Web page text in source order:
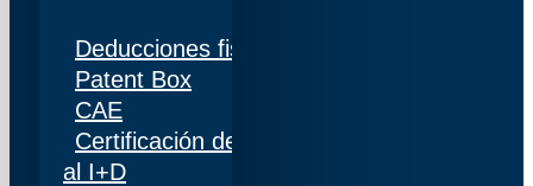
Deducciones fiscales
Patent Box
CAE
Certificación de personal adscrito al 100%
al I+D